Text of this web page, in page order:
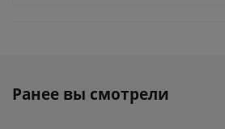
Ранее вы смотрели